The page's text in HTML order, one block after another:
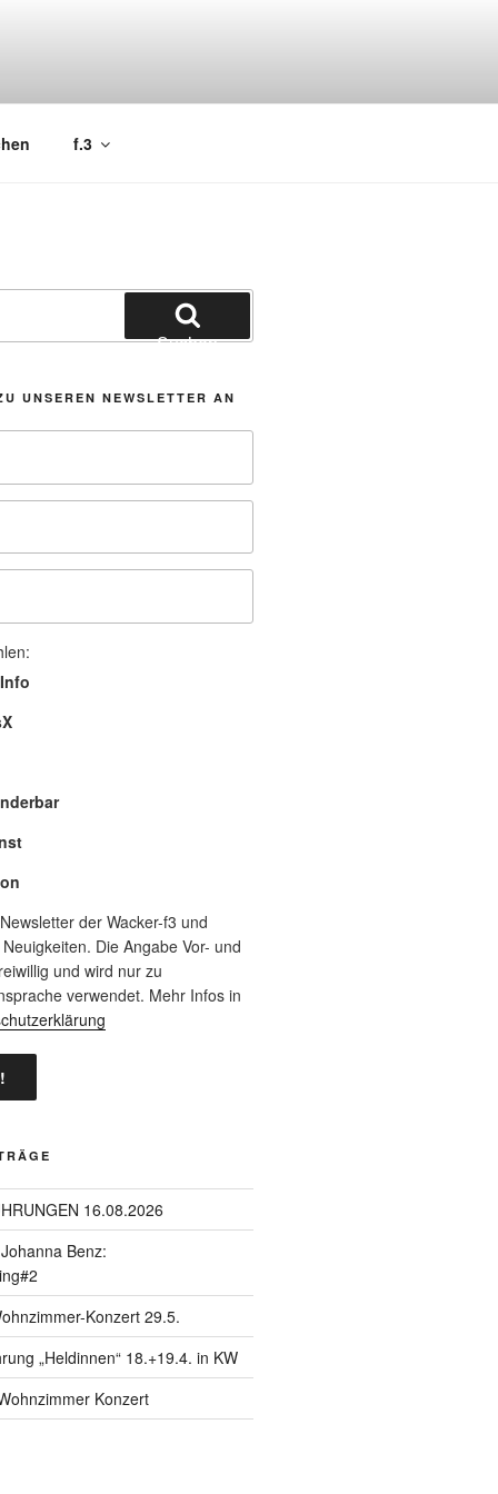
f.3
Suchen
UNSEREN NEWSLETTER AN
der Wacker-f3 und
Die Angabe Vor- und
und wird nur zu
verwendet. Mehr Infos in
16.08.2026
Benz:
Konzert 29.5.
„Heldinnen“ 18.+19.4. in KW
Konzert